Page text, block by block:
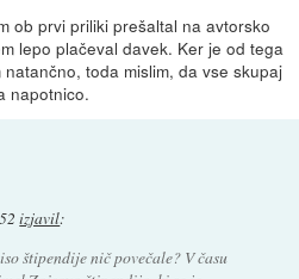
ob prvi priliki prešaltal na avtorsko
lepo plačeval davek. Ker je od tega
toda mislim, da vse skupaj
napotnico.
izjavil:
štipendije nič povečale? V času